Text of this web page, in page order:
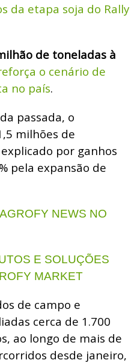
da etapa soja do Rally
de toneladas à
o cenário de
no país.
passada, o
milhões de
por ganhos
pela expansão de
NEWS NO
E SOLUÇÕES
MARKET
de campo e
cerca de 1.700
ao longo de mais de
desde janeiro,